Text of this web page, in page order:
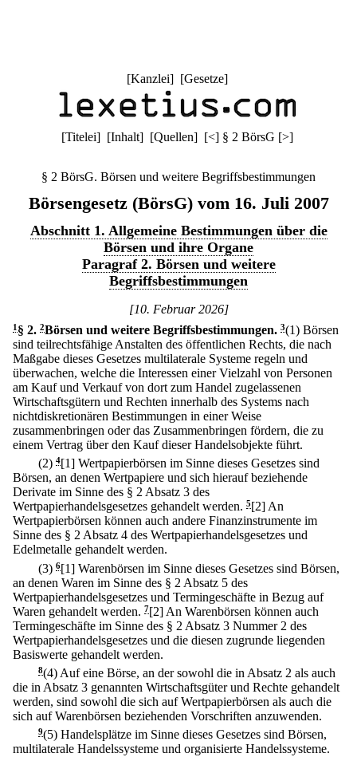
[Kanzlei] [Gesetze]
[Titelei] [Inhalt] [Quellen] [<] § 2 BörsG [>]
§ 2 BörsG. Börsen und weitere Begriffsbestimmungen
Börsengesetz (BörsG) vom 16. Juli 2007
Abschnitt 1. Allgemeine Bestimmungen über die
Börsen und ihre Organe
Paragraf 2. Börsen und weitere
Begriffsbestimmungen
[10. Februar 2026]
1 § 2. 2Börsen und weitere Begriffsbestimmungen. 3(1) Börsen
sind teilrechtsfähige Anstalten des öffentlichen Rechts, die nach
Maßgabe dieses Gesetzes multilaterale Systeme regeln und
überwachen, welche die Interessen einer Vielzahl von Personen
am Kauf und Verkauf von dort zum Handel zugelassenen
Wirtschaftsgütern und Rechten innerhalb des Systems nach
nichtdiskretionären Bestimmungen in einer Weise
zusammenbringen oder das Zusammenbringen fördern, die zu
einem Vertrag über den Kauf dieser Handelsobjekte führt.
(2) 4[1] Wertpapierbörsen im Sinne dieses Gesetzes sind
Börsen, an denen Wertpapiere und sich hierauf beziehende
Derivate im Sinne des § 2 Absatz 3 des
Wertpapierhandelsgesetzes gehandelt werden. 5[2] An
Wertpapierbörsen können auch andere Finanzinstrumente im
Sinne des § 2 Absatz 4 des Wertpapierhandelsgesetzes und
Edelmetalle gehandelt werden.
(3) 6[1] Warenbörsen im Sinne dieses Gesetzes sind Börsen,
an denen Waren im Sinne des § 2 Absatz 5 des
Wertpapierhandelsgesetzes und Termingeschäfte in Bezug auf
Waren gehandelt werden. 7[2] An Warenbörsen können auch
Termingeschäfte im Sinne des § 2 Absatz 3 Nummer 2 des
Wertpapierhandelsgesetzes und die diesen zugrunde liegenden
Basiswerte gehandelt werden.
8(4) Auf eine Börse, an der sowohl die in Absatz 2 als auch
die in Absatz 3 genannten Wirtschaftsgüter und Rechte gehandelt
werden, sind sowohl die sich auf Wertpapierbörsen als auch die
sich auf Warenbörsen beziehenden Vorschriften anzuwenden.
9(5) Handelsplätze im Sinne dieses Gesetzes sind Börsen,
multilaterale Handelssysteme und organisierte Handelssysteme.